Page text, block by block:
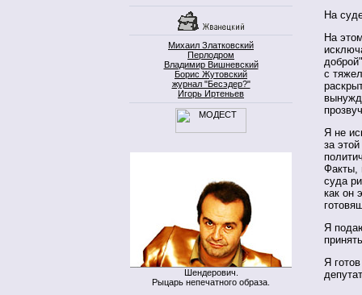
Михаил Златковский
Перлодром
Владимир Вишневский
Борис Жутовский
журнал "Бесэдер?"
Игорь Иртеньев
Шендерович.
Рыцарь непечатного образа.
На
На
с
Я не
за
Факты,
суда
как он
Я
Я